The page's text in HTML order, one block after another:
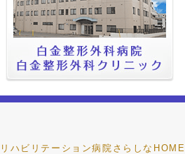
リハビリテーション病院さらしなHOME